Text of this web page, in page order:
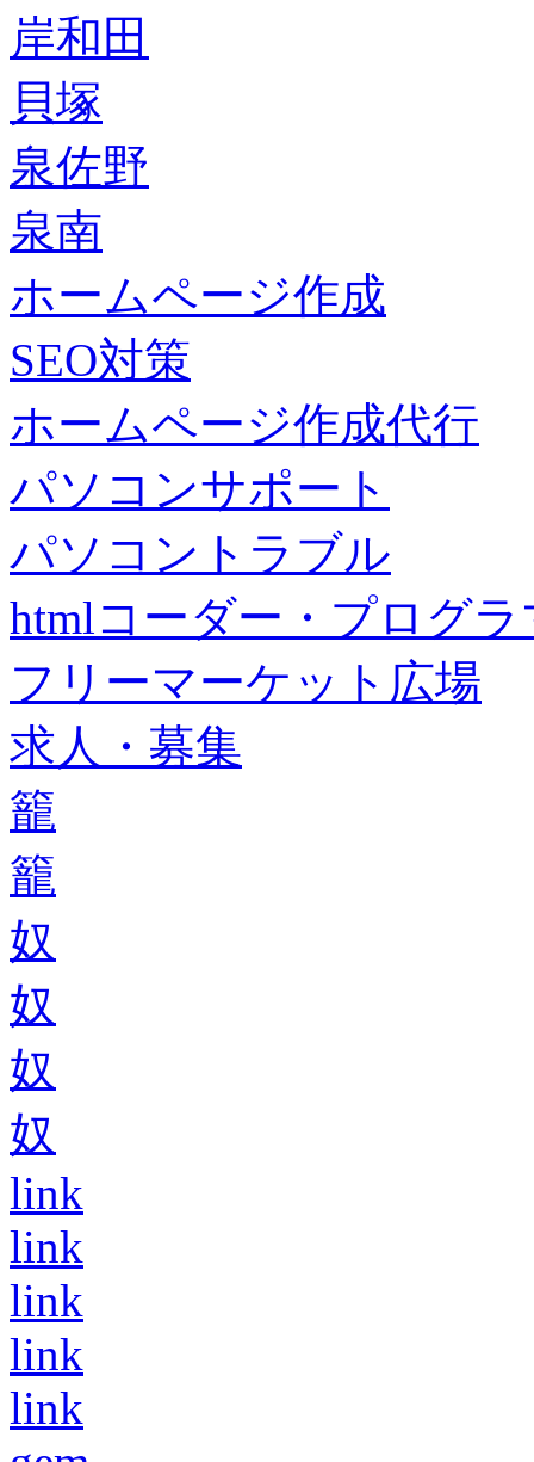
岸和田
貝塚
泉佐野
泉南
ホームページ作成
SEO対策
ホームページ作成代行
パソコンサポート
パソコントラブル
htmlコーダー・プログラ
フリーマーケット広場
求人・募集
籠
籠
奴
奴
奴
奴
link
link
link
link
link